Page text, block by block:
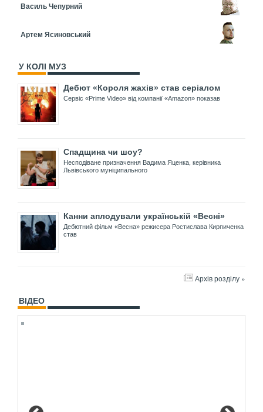
Василь Чепурний
Артем Ясиновський
У КОЛІ МУЗ
Дебют «Короля жахів» став серіалом
Сервіс «Prime Video» від компанії «Amazon» показав
Спадщина чи шоу?
Несподіване призначення Вадима Яценка, керівника
Львівського муніципального
Канни аплодували українській «Весні»
Дебютний фільм «Весна» режисера Ростислава Кирпиченка
став
Архів розділу »
ВІДЕО